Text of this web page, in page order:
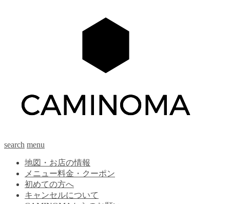
search menu
地図・お店の情報
メニュー料金・クーポン
初めての方へ
キャンセルについて